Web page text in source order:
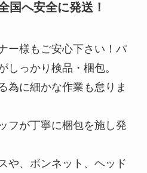
国へ安全に発送！
ー様もご安心下さい！パ
しっかり検品・梱包。
為に細かな作業も怠りま
フが丁寧に梱包を施し発
や、ボンネット、ヘッド